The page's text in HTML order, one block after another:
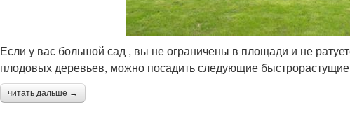
Если у вас большой сад , вы не ограничены в площади и не
плодовых деревьев, можно посадить следующие
читать дальше →